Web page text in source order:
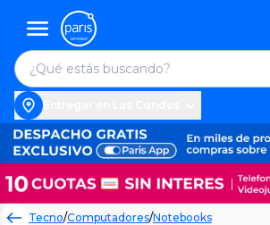
Tecno/Computadores/Notebooks